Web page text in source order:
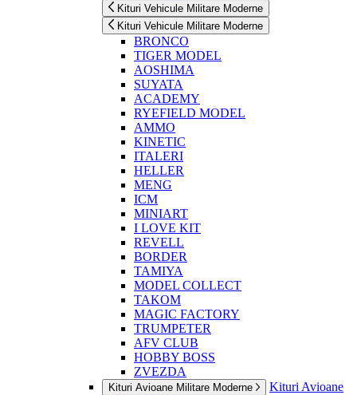
Kituri Vehicule Militare Moderne
Kituri Vehicule Militare Moderne
BRONCO
TIGER MODEL
AOSHIMA
SUYATA
ACADEMY
RYEFIELD MODEL
AMMO
KINETIC
ITALERI
HELLER
MENG
ICM
MINIART
I LOVE KIT
REVELL
BORDER
TAMIYA
MODEL COLLECT
TAKOM
MAGIC FACTORY
TRUMPETER
AFV CLUB
HOBBY BOSS
ZVEZDA
Kituri Avioane Militare Moderne
Kituri Avioane